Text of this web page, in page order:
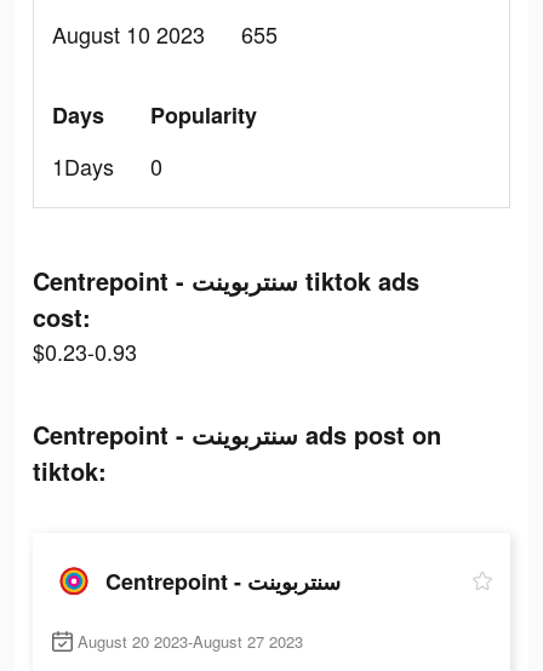
August 10 2023
655
Days
1Days
Popularity
0
Centrepoint - سنتربوينت tiktok ads
cost:
$0.23-0.93
Centrepoint - سنتربوينت ads post on
tiktok:
Centrepoint - سنتربوينت
August 20 2023-August 27 2023